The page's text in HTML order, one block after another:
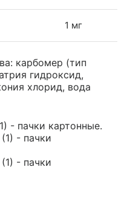
1 мг
карбомер (тип
гидроксид,
хлорид, вода
- пачки картонные.
- пачки
- пачки